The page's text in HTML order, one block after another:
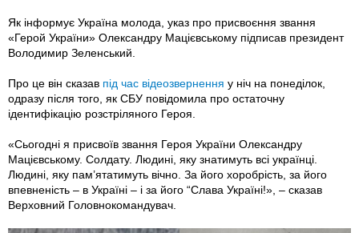
Як інформує Україна молода, указ про присвоєння звання
«Герой України» Олександру Мацієвському підписав президент
Володимир Зеленський.
Про це він сказав під час відеозвернення у ніч на понеділок,
одразу після того, як СБУ повідомила про остаточну
ідентифікацію розстріляного Героя.
«Сьогодні я присвоїв звання Героя України Олександру
Мацієвському. Солдату. Людині, яку знатимуть всі українці.
Людині, яку пам’ятатимуть вічно. За його хоробрість, за його
впевненість – в Україні – і за його “Слава Україні!», – сказав
Верховний Головнокомандувач.